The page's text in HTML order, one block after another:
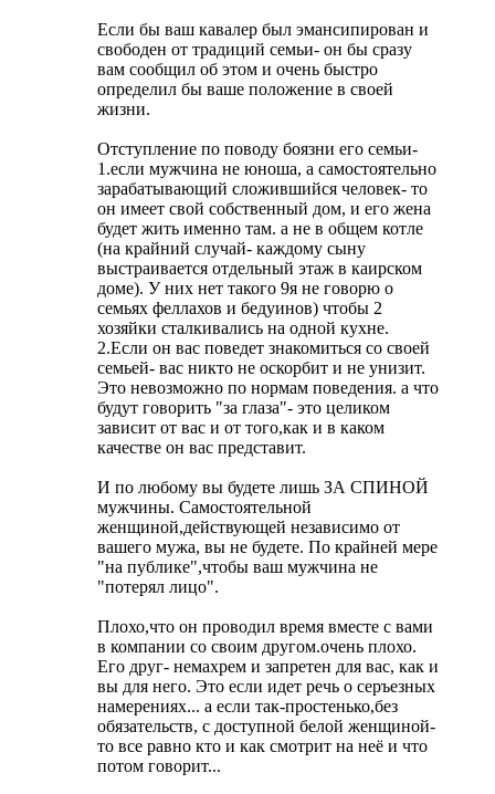
Если бы ваш кавалер был эмансипирован и
свободен от традиций семьи- он бы сразу
вам сообщил об этом и очень быстро
определил бы ваше положение в своей
жизни.
Отступление по поводу боязни его семьи-
1.если мужчина не юноша, а самостоятельно
зарабатывающий сложившийся человек- то
он имеет свой собственный дом, и его жена
будет жить именно там. а не в общем котле
(на крайний случай- каждому сыну
выстраивается отдельный этаж в каирском
доме). У них нет такого 9я не говорю о
семьях феллахов и бедуинов) чтобы 2
хозяйки сталкивались на одной кухне.
2.Если он вас поведет знакомиться со своей
семьей- вас никто не оскорбит и не унизит.
Это невозможно по нормам поведения. а что
будут говорить "за глаза"- это целиком
зависит от вас и от того,как и в каком
качестве он вас представит.
И по любому вы будете лишь ЗА СПИНОЙ
мужчины. Самостоятельной
женщиной,действующей независимо от
вашего мужа, вы не будете. По крайней мере
"на публике",чтобы ваш мужчина не
"потерял лицо".
Плохо,что он проводил время вместе с вами
в компании со своим другом.очень плохо.
Его друг- немахрем и запретен для вас, как и
вы для него. Это если идет речь о серъезных
намерениях... а если так-простенько,без
обязательств, с доступной белой женщиной-
то все равно кто и как смотрит на неё и что
потом говорит...